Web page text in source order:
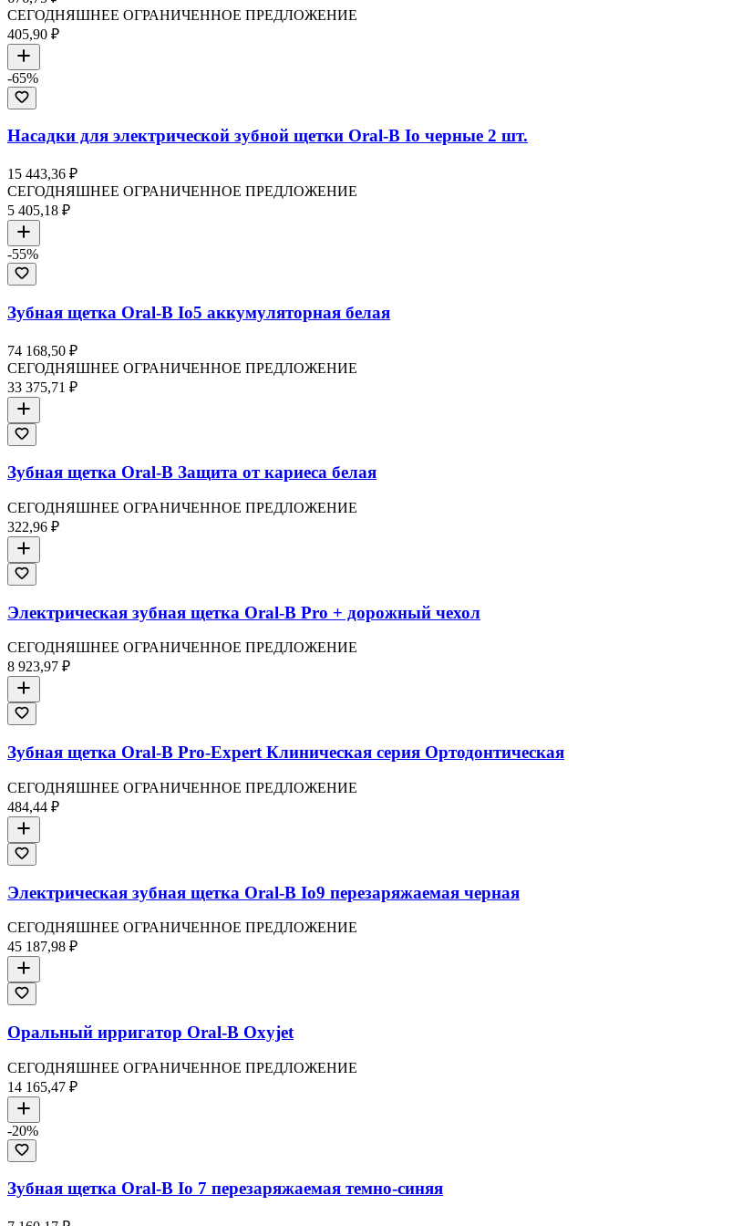
СЕГОДНЯШНЕЕ ОГРАНИЧЕННОЕ ПРЕДЛОЖЕНИЕ
405,90 ₽
-65%
Насадки для электрической зубной щетки Oral-B Io черные 2 шт.
15 443,36 ₽
СЕГОДНЯШНЕЕ ОГРАНИЧЕННОЕ ПРЕДЛОЖЕНИЕ
5 405,18 ₽
-55%
Зубная щетка Oral-B Io5 аккумуляторная белая
74 168,50 ₽
СЕГОДНЯШНЕЕ ОГРАНИЧЕННОЕ ПРЕДЛОЖЕНИЕ
33 375,71 ₽
Зубная щетка Oral-B Защита от кариеса белая
СЕГОДНЯШНЕЕ ОГРАНИЧЕННОЕ ПРЕДЛОЖЕНИЕ
322,96 ₽
Электрическая зубная щетка Oral-B Pro + дорожный чехол
СЕГОДНЯШНЕЕ ОГРАНИЧЕННОЕ ПРЕДЛОЖЕНИЕ
8 923,97 ₽
Зубная щетка Oral-B Pro-Expert Клиническая серия Ортодонтическая
СЕГОДНЯШНЕЕ ОГРАНИЧЕННОЕ ПРЕДЛОЖЕНИЕ
484,44 ₽
Электрическая зубная щетка Oral-B Io9 перезаряжаемая черная
СЕГОДНЯШНЕЕ ОГРАНИЧЕННОЕ ПРЕДЛОЖЕНИЕ
45 187,98 ₽
Оральный ирригатор Oral-B Oxyjet
СЕГОДНЯШНЕЕ ОГРАНИЧЕННОЕ ПРЕДЛОЖЕНИЕ
14 165,47 ₽
-20%
Зубная щетка Oral-B Io 7 перезаряжаемая темно-синяя